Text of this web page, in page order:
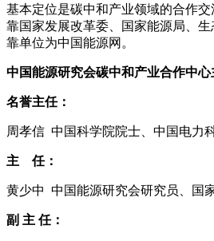
基本定位是碳中和产业领域的合作
靠国家发展改革委、国家能源局、
靠单位为中国能源网。
中国能源研究会碳中和产业合作中心
名誉主任：
周孝信 中国科学院院士、中国电力
主 任：
黄少中 中国能源研究会研究员、国
副 主 任：